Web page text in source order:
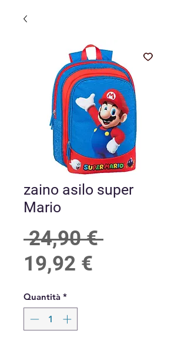
zaino asilo super
Mario
24,90 € Prezzo
19,92 €
Quantità *